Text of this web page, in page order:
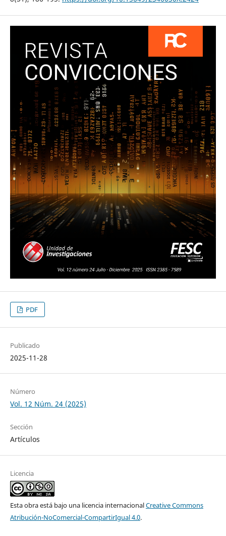
PDF
Publicado
2025-11-28
Número
Vol. 12 Núm. 24 (2025)
Sección
Artículos
Licencia
Esta obra está bajo una licencia internacionalCreative Commons
Atribución-NoComercial-CompartirIgual 4.0.